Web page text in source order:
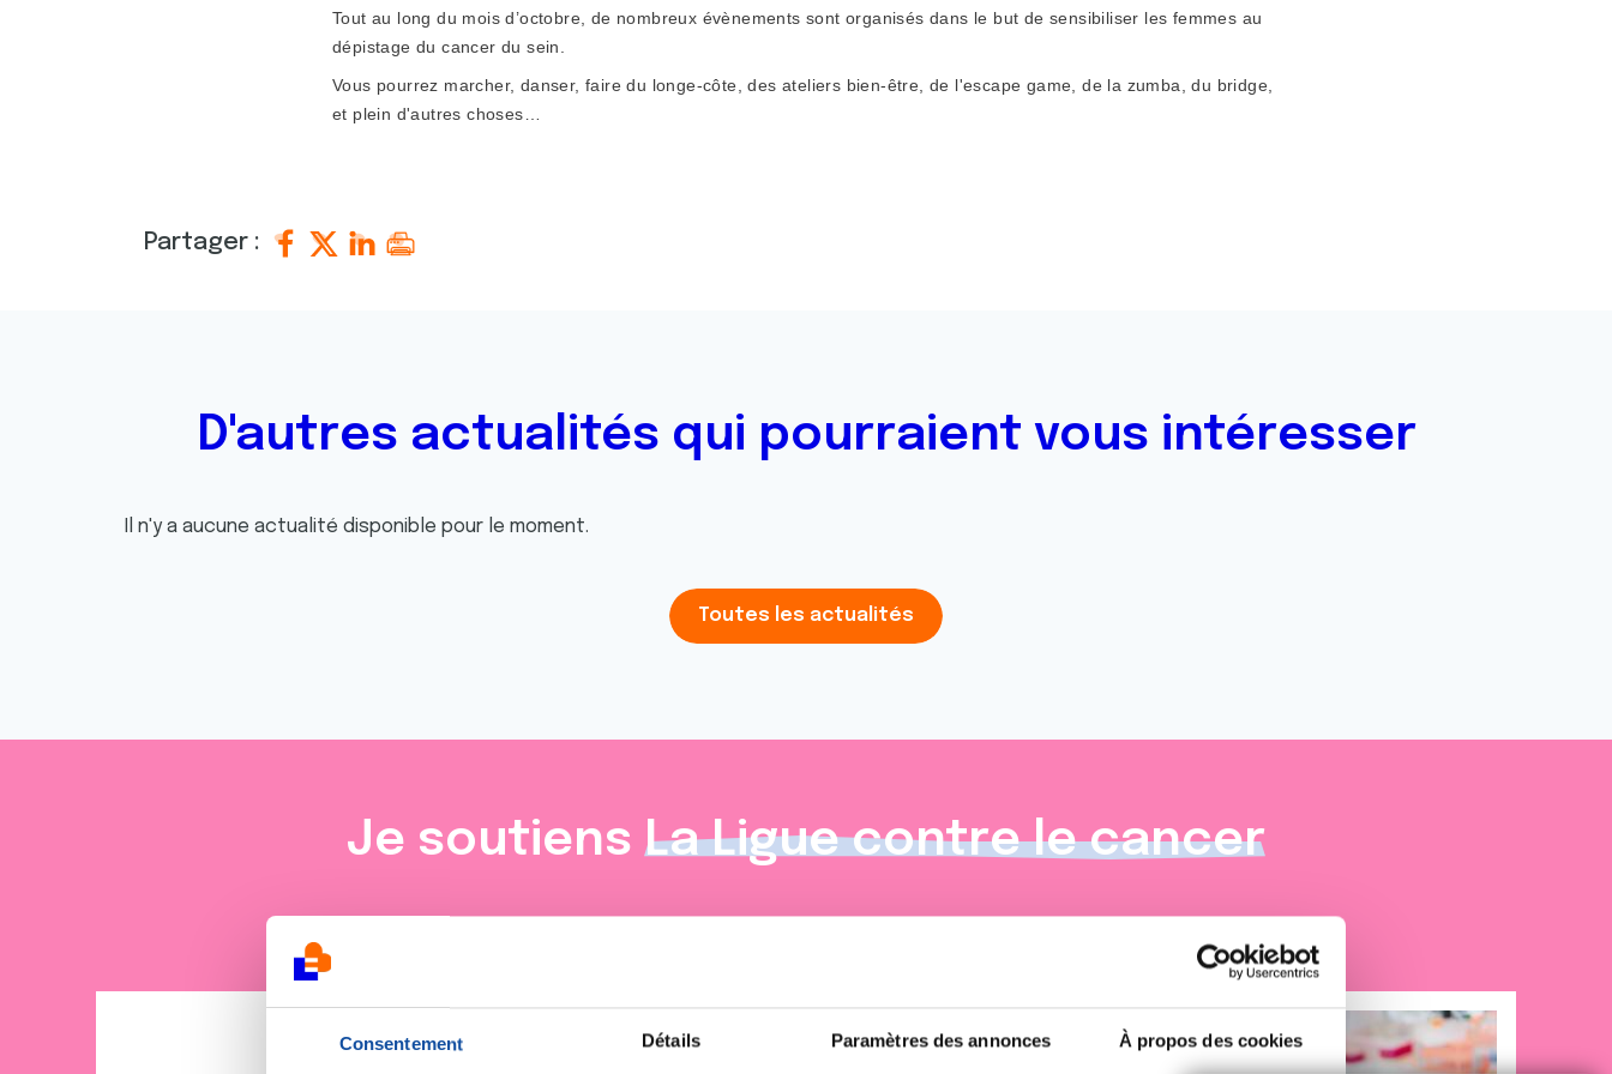
Consentement Détails Paramètres des annonces À propos des cookies
Tout au long du mois d’octobre, de nombreux évènements sont organisés dans le but de sensibiliser les femmes au
dépistage du cancer du sein.
Vous pourrez marcher, danser, faire du longe-côte, des ateliers bien-être, de l'escape game, de la zumba, du bridge,
et plein d'autres choses…
Partager :
D'autres actualités qui pourraient vous intéresser
Il n'y a aucune actualité disponible pour le moment.
Toutes les actualités
Je soutiens La Ligue contre le cancer